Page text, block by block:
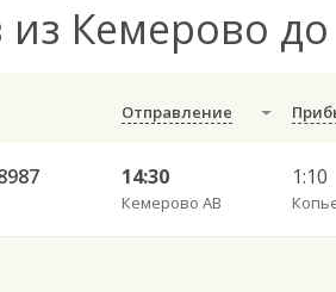
из Кемерово
Отправление
14:30
Кемерово АВ
1:10